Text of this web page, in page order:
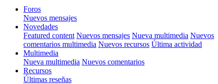
Foros
Nuevos mensajes
Novedades
Featured content Nuevos mensajes Nueva multimedia Nuevos
comentarios multimedia Nuevos recursos Última actividad
Multimedia
Nueva multimedia Nuevos comentarios
Recursos
Últimas reseñas